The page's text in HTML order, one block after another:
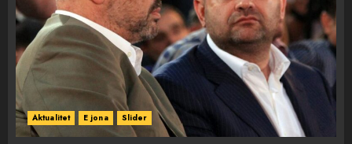
Aktualitet E jona Slider